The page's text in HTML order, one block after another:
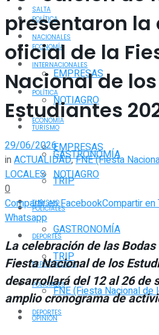
POLÍTICA
ECONOMÍA
EMPRESAS
NOTIAGRO
TURISMO
GASTRONOMÍA
TRIP
POLICIALES
DEPORTES
ESPECTÁCULOS
FNE (Fiesta Nacional
OPINIÓN
SALTA
NACIONALES
INTERNACIONALES
POLÍTICA
ECONOMÍA
EMPRESAS
NOTIAGRO
TURISMO
GASTRONOMÍA
TRIP
POLICIALES
DEPORTES
presentaron la
oficial de la
Nacional de los
Estudiantes
29/06/2026
inACTUALIDAD,FNE (Fiesta
LOCALES
0
Compartir en FacebookCompartir
Whatsapp
La celebración de las
Fiesta Nacional de los
desarrollará del 12 al 26 de
amplio cronograma de